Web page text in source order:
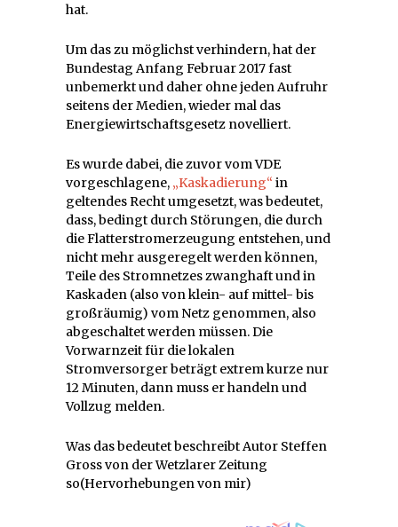
hat.
Um das zu möglichst verhindern, hat der
Bundestag Anfang Februar 2017 fast
unbemerkt und daher ohne jeden Aufruhr
seitens der Medien, wieder mal das
Energiewirtschaftsgesetz novelliert.
Es wurde dabei, die zuvor vom VDE
vorgeschlagene, „Kaskadierung“ in
geltendes Recht umgesetzt, was bedeutet,
dass, bedingt durch Störungen, die durch
die Flatterstromerzeugung entstehen, und
nicht mehr ausgeregelt werden können,
Teile des Stromnetzes zwanghaft und in
Kaskaden (also von klein- auf mittel- bis
großräumig) vom Netz genommen, also
abgeschaltet werden müssen. Die
Vorwarnzeit für die lokalen
Stromversorger beträgt extrem kurze nur
12 Minuten, dann muss er handeln und
Vollzug melden.
Was das bedeutet beschreibt Autor Steffen
Gross von der Wetzlarer Zeitung
so(Hervorhebungen von mir)